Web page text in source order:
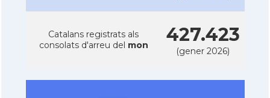
Catalans registrats als
consolats d'arreu del mon 427.423
(gener 2026)